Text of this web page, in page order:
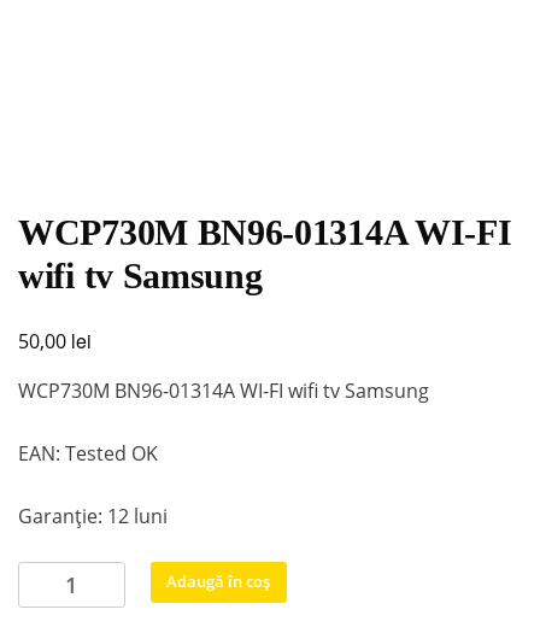
WCP730M BN96-01314A WI-FI
wifi tv Samsung
50,00 lei
WCP730M BN96-01314A WI-FI wifi tv Samsung
EAN: Tested OK
Garanție: 12 luni
Cantitate
WCP730M
Adaugă în coș